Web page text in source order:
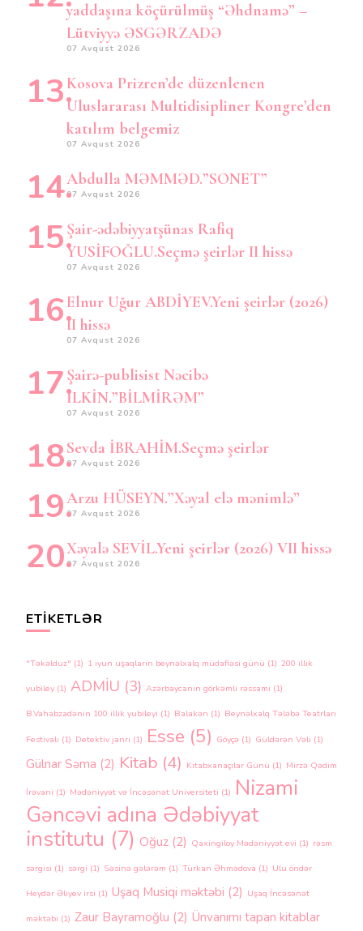
yaddaşına köçürülmüş “Əhdnamə” –
Lütviyyə ƏSGƏRZADƏ
07 Avqust 2026
Kosova Prizren’de düzenlenen
Uluslararası Multidisipliner Kongre’den
katılım belgemiz
07 Avqust 2026
Abdulla MƏMMƏD.”SONET”
07 Avqust 2026
Şair-ədəbiyyatşünas Rafiq
YUSİFOĞLU.Seçmə şeirlər II hissə
07 Avqust 2026
Elnur Uğur ABDİYEV.Yeni şeirlər (2026)
II hissə
07 Avqust 2026
Şairə-publisist Nəcibə
İLKİN.”BİLMİRƏM”
07 Avqust 2026
Sevda İBRAHİM.Seçmə şeirlər
07 Avqust 2026
Arzu HÜSEYN.”Xəyal elə mənimlə”
07 Avqust 2026
Xəyalə SEVİL.Yeni şeirlər (2026) VII hissə
07 Avqust 2026
ETIKETLƏR
"Təkəlduz" (1) 1 iyun uşaqların beynəlxalq müdafiəsi günü (1) 200 illik
yubiley (1) ADMİU (3) Azərbaycanın görkəmli rəssamı (1)
B.Vahabzadənin 100 illik yubileyi (1) Balakən (1) Beynəlxalq Tələbə Teatrları
Festivalı (1) Detektiv janrı (1) Esse (5) Göyçə (1) Güldərən Vəli (1)
Gülnar Səma (2) Kitab (4) Kitabxanaçılar Günü (1) Mirzə Qədim
İrəvani (1) Mədəniyyət və İncəsənət Universiteti (1) Nizami
Gəncəvi adına Ədəbiyyat
institutu (7) Oğuz (2) Qaxingiloy Mədəniyyət evi (1) rəsm
sərgisi (1) sərgi (1) Səsinə gələrəm (1) Türkan Əhmədova (1) Ulu öndər
Heydər Əliyev irsi (1) Uşaq Musiqi məktəbi (2) Uşaq İncəsənət
məktəbi (1) Zaur Bayramoğlu (2) Ünvanımı tapan kitablar